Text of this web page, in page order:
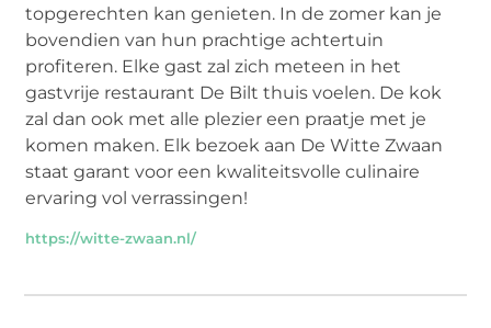
topgerechten kan genieten. In de zomer kan je
bovendien van hun prachtige achtertuin
profiteren. Elke gast zal zich meteen in het
gastvrije restaurant De Bilt thuis voelen. De kok
zal dan ook met alle plezier een praatje met je
komen maken. Elk bezoek aan De Witte Zwaan
staat garant voor een kwaliteitsvolle culinaire
ervaring vol verrassingen!
https://witte-zwaan.nl/